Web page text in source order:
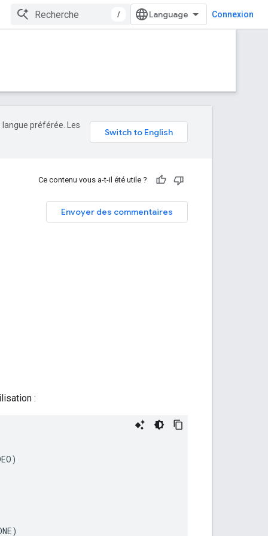
/ Connexion
préférée. Les
Ce contenu vous a-t-il été utile ?
Envoyer des commentaires
:
)
)